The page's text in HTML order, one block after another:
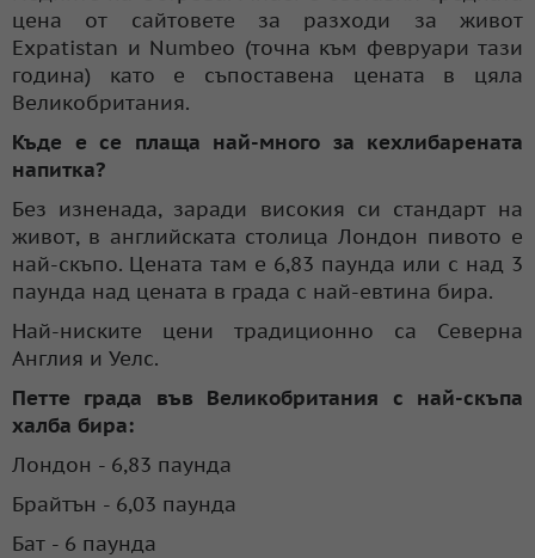
цена от сайтовете за разходи за живот
Expatistan и Numbeo (точна към февруари тази
година) като е съпоставена цената в цяла
Великобритания.
Къде е се плаща най-много за кехлибарената
напитка?
Без изненада, заради високия си стандарт на
живот, в английската столица Лондон пивото е
най-скъпо. Цената там е 6,83 паунда или с над 3
паунда над цената в града с най-евтина бира.
Най-ниските цени традиционно са Северна
Англия и Уелс.
Петте града във Великобритания с най-скъпа
халба бира:
Лондон - 6,83 паунда
Брайтън - 6,03 паунда
Бат - 6 паунда